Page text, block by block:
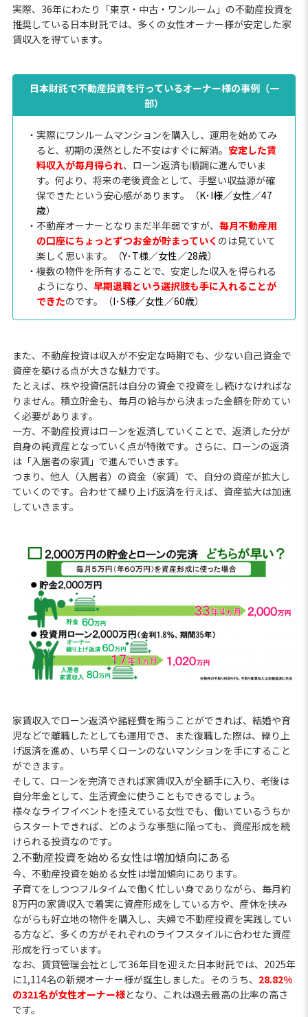
実際、36年にわたり「東京・中古・ワンルーム」の不動産投資を
推奨している日本財託では、多くの女性オーナー様が安定した家
賃収入を得ています。
日本財託で不動産投資を行っているオーナー様の事例（一
部）
・実際にワンルームマンションを購入し、運用を始めてみ
ると、初期の漠然とした不安はすぐに解消。 安定した賃
料収入が毎月得られ、ローン返済も順調に進んでいま
す。何より、将来の老後資金として、手堅い収益源が確
保できたという安心感があります。（K･I様／女性／47
歳）
・不動産オーナーとなりまだ半年弱ですが、 毎月不動産用
の口座にちょっとずつお金が貯まっていく のは見ていて
楽しく思います。（Y･T様／女性／28歳）
・複数の物件を所有することで、安定した収入を得られる
ようになり、 早期退職という選択肢も手に入れることが
できたのです。（I･S様／女性／60歳）
また、不動産投資は収入が不安定な時期でも、少ない自己資金で
資産を築ける点が大きな魅力です。
たとえば、株や投資信託は自分の資金で投資をし続けなければな
りません。積立貯金も、毎月の給与から決まった金額を貯めてい
く必要があります。
一方、不動産投資はローンを返済していくことで、返済した分が
自身の純資産となっていく点が特徴です。さらに、ローンの返済
は「入居者の家賃」で進んでいきます。
つまり、他人（入居者）の資金（家賃）で、自分の資産が拡大し
ていくのです。合わせて繰り上げ返済を行えば、資産拡大は加速
していきます。
家賃収入でローン返済や諸経費を賄うことができれば、結婚や育
児などで離職したとしても運用でき、また復職した際は、繰り上
げ返済を進め、いち早くローンのないマンションを手にすること
ができます。
そして、ローンを完済できれば家賃収入が全額手に入り、老後は
自分年金として、生活資金に使うこともできるでしょう。
様々なライフイベントを控えている女性でも、働いているうちか
らスタートできれば、どのような事態に陥っても、資産形成を続
けられる投資なのです。
2.不動産投資を始める女性は増加傾向にある
今、不動産投資を始める女性は増加傾向にあります。
子育てをしつつフルタイムで働く忙しい身でありながら、毎月約
8万円の家賃収入で着実に資産形成をしている方や、産休を挟み
ながらも好立地の物件を購入し、夫婦で不動産投資を実践してい
る方など、多くの方がそれぞれのライフスタイルに合わせた資産
形成を行っています。
なお、賃貸管理会社として36年目を迎えた日本財託では、2025年
に1,114名の新規オーナー様が誕生しました。そのうち、 28.82%
の321名が女性オーナー様となり、これは過去最高の比率の高さ
です。